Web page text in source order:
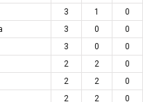
3 1
0
3 0
0
3 0
0
2 2
0
2 2
0
2 2 0